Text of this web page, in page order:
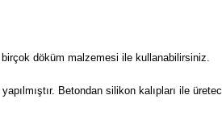
döküm malzemesi ile kullanabilirsiniz.
Betondan silikon kalıpları ile